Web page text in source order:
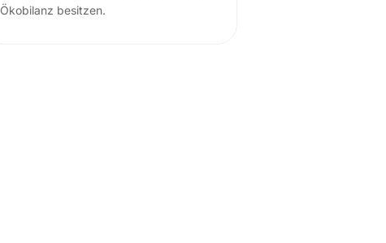
Ökobilanz besitzen.